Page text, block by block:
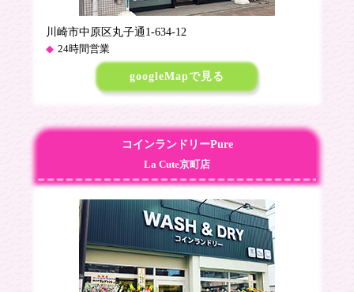
川崎市中原区丸子通1-634-12
24時間営業
googleMapで見る
コインランドリーPure
La Cute京町店